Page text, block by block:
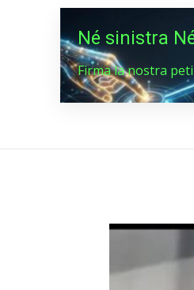
Né sinistra
Firma la nostra